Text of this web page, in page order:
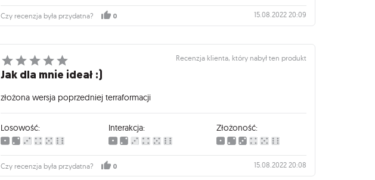
Czy recenzja była przydatna? 0 15.08.2022 20:09
Recenzja klienta, który nabył ten produkt
Jak dla mnie ideał :)
złożona wersja poprzedniej terraformacji
Losowość: Interakcja: Złożoność:
Czy recenzja była przydatna? 0 15.08.2022 20:08